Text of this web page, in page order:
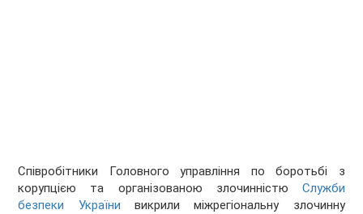
Співробітники Головного управління по боротьбі з
корупцією та організованою злочинністю Служби
безпеки України викрили міжрегіональну злочинну